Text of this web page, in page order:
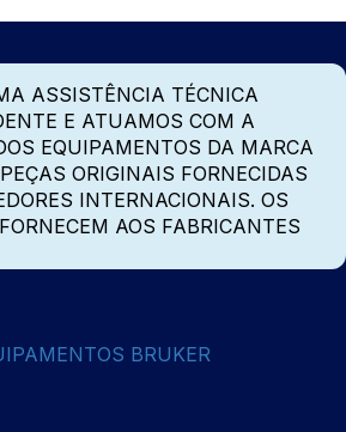
ASSISTÊNCIA TÉCNICA
E ATUAMOS COM A
EQUIPAMENTOS DA MARCA
ORIGINAIS FORNECIDAS
INTERNACIONAIS. OS
AOS FABRICANTES